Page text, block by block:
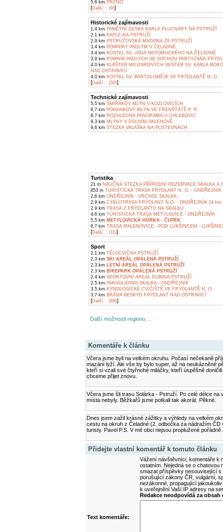
5,6 km PRŽNO
[Další... (9)]
Historické zajímavosti
1,4 km PAMĚTNÍ DESKA KARLA PLUCNARY NA PSTRUŽÍ
2,1 km KAPLE NA PSTRUŽÍ
2,9 km PSTRUŽOVSKÁ MADONA ZE PSTRUŽÍ
3,4 km POMNÍKY PADLÝM V ČELADNÉ
3,4 km KOSTEL SV. JANA NEPOMUCKÉHO NA ČELADNÉ
3,9 km POMNÍK PADLÝCH SE SOCHOU PARTYZÁNA
4,0 km KLÁŠTER MILOSRDNÝCH SESTER SV. KARLA
NAD OSTRAVICÍ
4,0 km KOSTEL SV. BARTOLOMĚJE VE FRÝDLANTĚ N. O.
[Další... (50)]
Technické zajímavosti
5,5 km ŠMIŘÁKŮV MLÝN V KOZLOVICÍCH
8,7 km POHANKOVÝ MLÝN VE FRENŠTÁTĚ P. R.
8,7 km ROZHLEDNA PANORAMA U CHLEBOVIC
9,3 km MLÝNY V DOLNÍM SKLENOVĚ
9,6 km STEZKA VALAŠKA NA PUSTEVNÁCH
Turistika
21 m NAUČNÁ STEZKA PŘÍRODNÍ REZERVACE SKALKA A
853 m TURISTICKÁ TRASA FRÝDLANT N. O. - ONDŘEJNÍK
2,6 km ONDŘEJNÍK - VRCHOL SKALKA
2,9 km CYKLOTRASA FRÝDLANT N.O. - ONDŘEJNÍK 24 km
2,9 km TRASA Z FRÝDLANTU NA SKALKU
4,6 km TURISTICKÁ TRASA METYLOVICE - ONDŘEJNÍK
5,5 km METYLOVICKÁ HŮRKA - ČUPEK
6,7 km TRASA MALENOVICE - POD LUKŠINCEM -
[Další... (11)]
Sport
2,1 km TĚLOCVIČNA PSTRUŽÍ
2,3 km SKI AREÁL OPÁLENÁ PSTRUŽÍ
2,3 km LETNÍ AREÁL OPÁLENÁ PSTRUŽÍ
2,3 km BIKEPARK OPÁLENÁ PSTRUŽÍ
2,4 km SPORTOVNÍ AREÁL DUBINA PSTRUŽÍ
2,5 km PARAGLIDING SKALKA - ONDŘEJNÍK
3,5 km KYNOLOGICKÉ CVIČIŠTĚ VE FRÝDLANTĚ N. O.
3,7 km BRÁNA BESKYD FRÝDLANT NAD OSTRAVICÍ
[Další... (68)]
Další možnosti regionu ...
Komentáře k článku
Včera jsme byli na velkém okruhu. Počasí nečekaně
mazání lyží. Ale vše by bylo super, až na neukázněné
kteří si vzali své čtyřnohé miláčky, kteří úspěšně
chceme přijet znovu.
Včera jsme šli trasu Solárka - Pstruží. Po celé délce
místa nebyly. Běžkařů jsme potkali tak akorát. Pěkné.
Dnes jsem zažil krásné zážitky a výhledy na velkém
cestu na okruh z Čeladné (2. odbočka za nádražím
turisty. Pavel P.S. V mé obci nejsou proplužené
Přidejte vlastní komentář k tomuto článku
Vážení návštěvníci, komentáře k
ostatním. Nejedná se o
smazat příspěvky nesouvisející
porušující zákony ČR, vulgární,
nezákonné, propagující
k uveřejnění Vaší IP adresy na
Redakce neodpovídá za
Text komentáře: